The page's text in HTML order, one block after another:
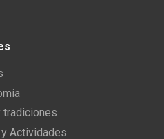
tradiciones
Actividades